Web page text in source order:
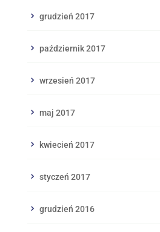
grudzień 2017
październik 2017
wrzesień 2017
maj 2017
kwiecień 2017
styczeń 2017
grudzień 2016